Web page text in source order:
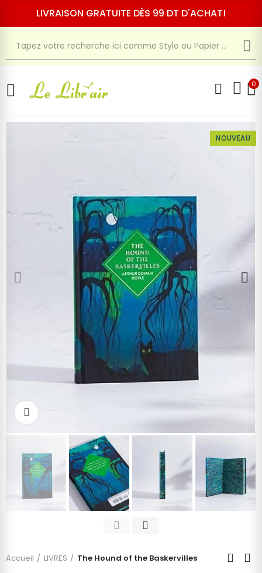
LIVRAISON GRATUITE DÈS 99 DT D'ACHAT!
0
NOUVEAU
Accueil LIVRES The Hound of the Baskervilles